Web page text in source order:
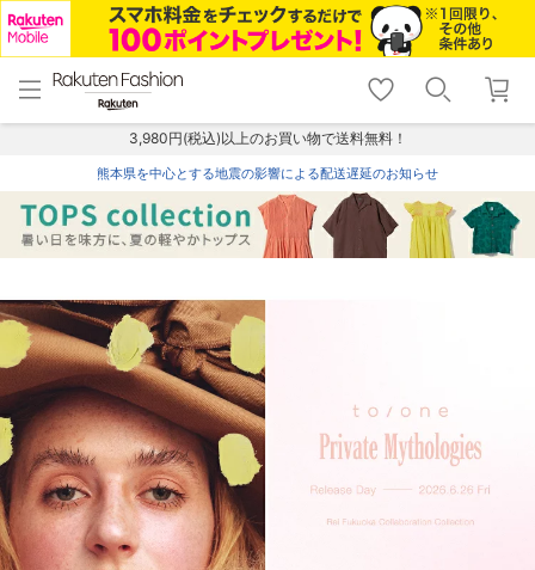
menu home
トップ
shopping_cart lock_outline
ログイン
3,980円(税込)以上のお買い物で送料無料！
熊本県を中心とする地震の影響による配送遅延のお知らせ